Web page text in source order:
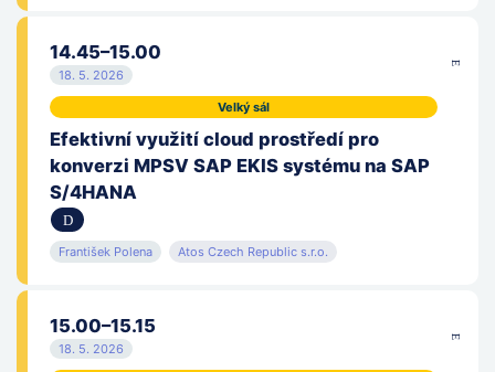
Správa státních služeb vytvářejících důvěru
Státní pokladna Centrum sdílených služeb
Státní ústav pro kontrolu léčiv
Supermicro
Tekies s. r. o.
14.45–15.00
18. 5. 2026
Velký sál
Efektivní využití cloud prostředí pro
konverzi MPSV SAP EKIS systému na SAP
S/4HANA
František Polena Atos Czech Republic s.r.o.
15.00–15.15
18. 5. 2026